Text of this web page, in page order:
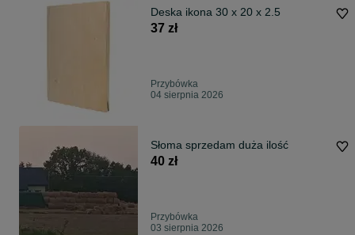
Deska ikona 30 x 20 x 2.5
37 zł
Przybówka
04 sierpnia 2026
Słoma sprzedam duża ilość
40 zł
Przybówka
03 sierpnia 2026